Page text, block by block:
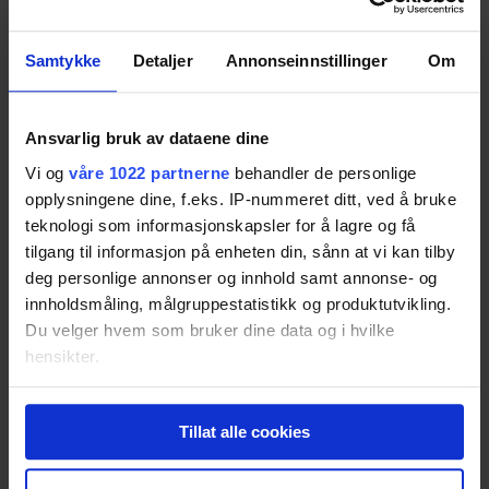
Samtykke Detaljer Annonseinnstillinger Om
Ansvarlig bruk av dataene dine
Vi og våre 1022 partnerne behandler de personlige
opplysningene dine, f.eks. IP-nummeret ditt, ved å bruke
teknologi som informasjonskapsler for å lagre og få
tilgang til informasjon på enheten din, sånn at vi kan tilby
deg personlige annonser og innhold samt annonse- og
innholdsmåling, målgruppestatistikk og produktutvikling.
Du velger hvem som bruker dine data og i hvilke
hensikter.
Hvis du gir oss lov, vil vi også gjerne:
Innhente informasjon om den geografiske
beliggenheten din, som kan være nøyaktig innenfor
Tillat alle cookies
MacBook
Resultatet er basert på23tester.
78
Asus Zenbook UX305FA
Resultatet er basert på15tester.
Resultatet er basert på
Pris fra15 990,-